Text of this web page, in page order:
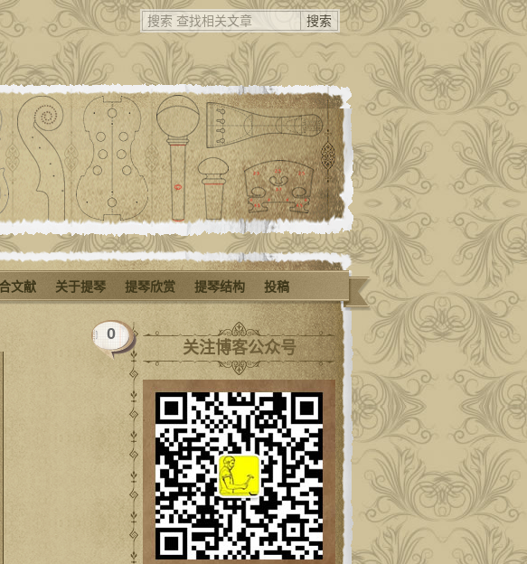
文献 关于提琴 提琴欣赏 提琴结构 投稿
0
关注博客公众号